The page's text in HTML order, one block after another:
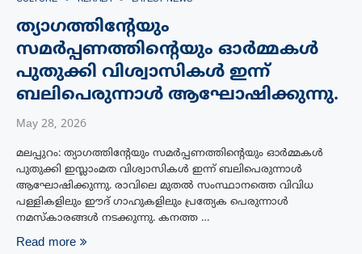
ത്യാഗത്തിന്റേയും
സമർപ്പണത്തിന്റെയും ഓർമ്മകൾ
പുതുക്കി വിശ്വാസികൾ ഇന്ന്
ബലിപെരുന്നാൾ ആഘോഷിക്കുന്നു.
May 28, 2026
മലപ്പുറം: ത്യാഗത്തിന്റേയും സമർപ്പണത്തിന്റെയും ഓർമ്മകൾ
പുതുക്കി ഇസ്ലാംമത വിശ്വാസികൾ ഇന്ന് ബലിപെരുന്നാൾ
ആഘോഷിക്കുന്നു. രാവിലെ മുതൽ സംസ്ഥാനത്തെ വിവിധ
പള്ളികളിലും ഈദ് ഗാഹുകളിലും പ്രത്യേക പെരുന്നാൾ
നമസ്കാരങ്ങൾ നടക്കുന്നു. കനത്ത …
Read more